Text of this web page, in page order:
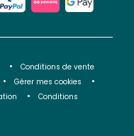
Conditions de vente
Gérer mes cookies
Conditions